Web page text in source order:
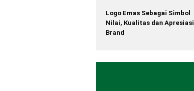
Logo Emas Sebagai Simbol
Nilai, Kualitas dan Apresiasi
Brand